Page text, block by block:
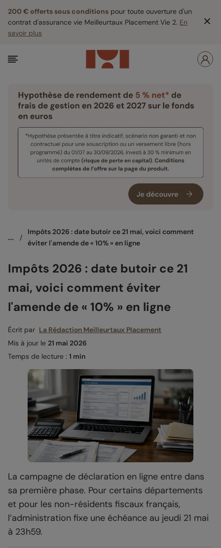
200 € offerts sous conditions pour toute ouverture d'un
contrat d'assurance vie Meilleurtaux Placement Vie 2. En
savoir plus
... /
Impôts 2026 : date butoir ce 21 mai, voici comment
éviter l'amende de « 10% » en ligne
Impôts 2026 : date butoir ce 21
mai, voici comment éviter
l'amende de « 10% » en ligne
Écrit par La Rédaction Meilleurtaux Placement
Mis à jour le 21 mai 2026
Temps de lecture : 1 min
La campagne de déclaration en ligne entre dans
sa première phase. Pour certains départements
et pour les non-résidents fiscaux français,
l’administration fixe une échéance au jeudi 21 mai
à 23h59.